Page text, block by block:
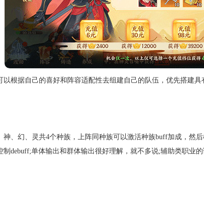
根据自己的喜好和阵容适配性去组建自己的队伍，优先搭建
、幻、灵共4个种族，上阵同种族可以激活种族buff加成，然
debuff;单体输出和群体输出很好理解，就不多说;辅助类职业